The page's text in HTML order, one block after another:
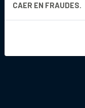
CAER EN FRAUDES.